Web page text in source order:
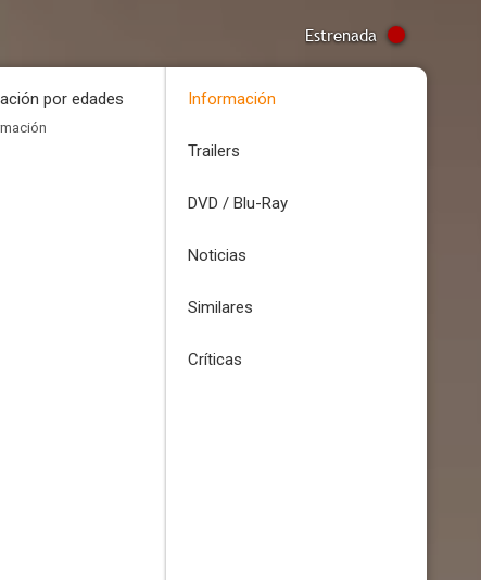
Estrenada
por edades Información
Trailers
DVD / Blu-Ray
Noticias
Similares
Críticas